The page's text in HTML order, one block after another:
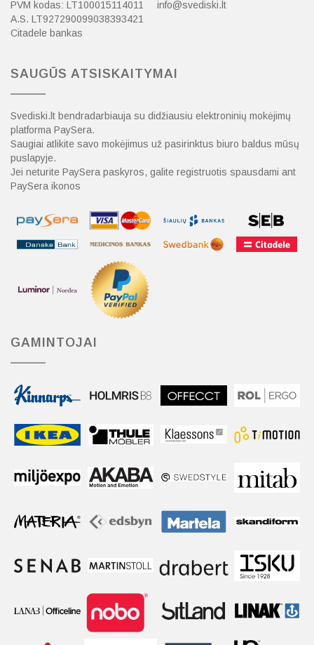
PVM kodas: LT100015114011
A.S. LT927290099038393421
Citadele bankas
info@svediski.lt
SAUGŪS ATSISKAITYMAI
Svediski.lt bendradarbiauja su didžiausiu elektroninių mokėjimų
platforma PaySera.
Saugiai atlikite savo mokėjimus už pasirinktus biuro baldus mūsų
puslapyje.
Jei neturite PaySera paskyros, galite registruotis spausdami ant
PaySera ikonos
GAMINTOJAI